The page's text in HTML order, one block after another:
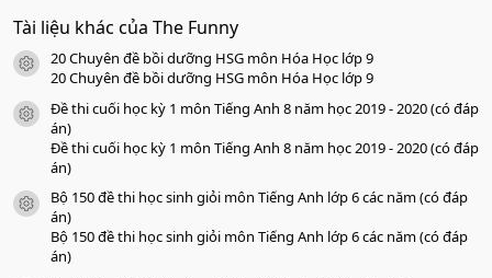
0
0
s
a
o
Tài liệu khác của The Funny
icon tài liệu
20 Chuyên đề bồi dưỡng HSG môn Hóa Học lớp 9
20 Chuyên đề bồi dưỡng HSG môn Hóa Học lớp 9
icon tài liệu
Đề thi cuối học kỳ 1 môn Tiếng Anh 8 năm học 2019 - 2020 (có đáp
án)
Đề thi cuối học kỳ 1 môn Tiếng Anh 8 năm học 2019 - 2020 (có đáp
án)
icon tài liệu
Bộ 150 đề thi học sinh giỏi môn Tiếng Anh lớp 6 các năm (có đáp
án)
Bộ 150 đề thi học sinh giỏi môn Tiếng Anh lớp 6 các năm (có đáp
án)